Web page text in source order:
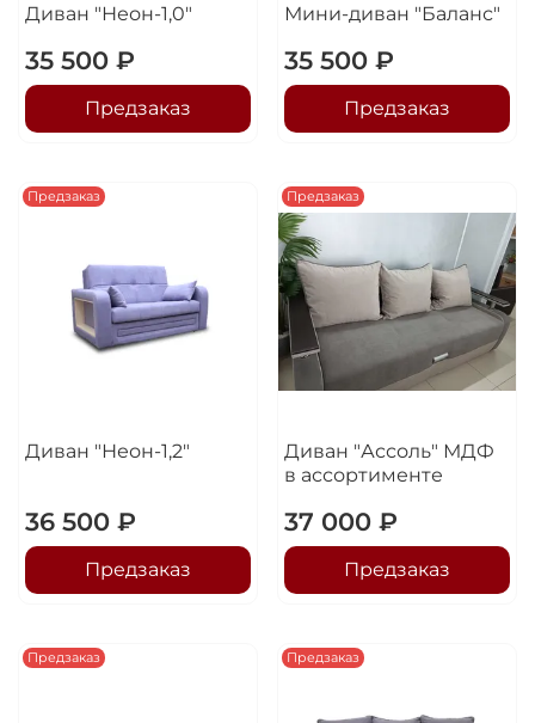
Диван "Неон-1,0"
35 500 ₽
Предзаказ
Мини-диван "Баланс"
35 500 ₽
Предзаказ
Предзаказ
Диван "Неон-1,2"
36 500 ₽
Предзаказ
Предзаказ
Диван "Ассоль" МДФ
в ассортименте
37 000 ₽
Предзаказ
Предзаказ Предзаказ